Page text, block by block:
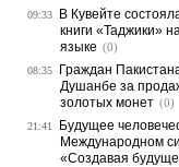
09:33
В Кувейте
книги «Таджики»
языке (0)
08:35
Граждан
Душанбе за
золотых монет (0)
21:41
Будущее
Международном
«Создавая